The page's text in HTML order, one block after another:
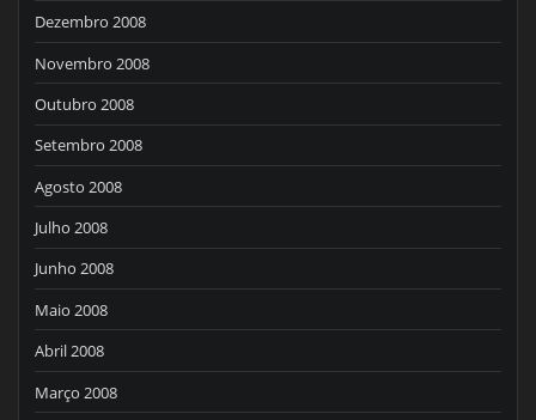
Dezembro 2008
Novembro 2008
Outubro 2008
Setembro 2008
Agosto 2008
Julho 2008
Junho 2008
Maio 2008
Abril 2008
Março 2008